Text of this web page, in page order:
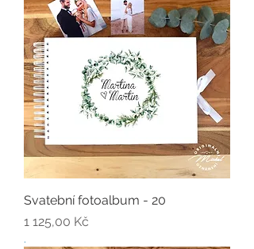
Svatební fotoalbum - 20
Cena
1 125,00 Kč
.